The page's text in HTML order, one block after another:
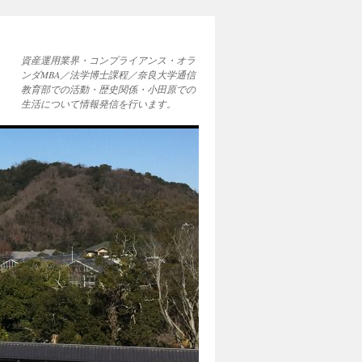
資産運用業界・コンプライアンス・オラ
ンダMBA／法学博士課程／奈良大学通信
教育部での活動・歴史関係・小田原での
生活について情報発信を行います。